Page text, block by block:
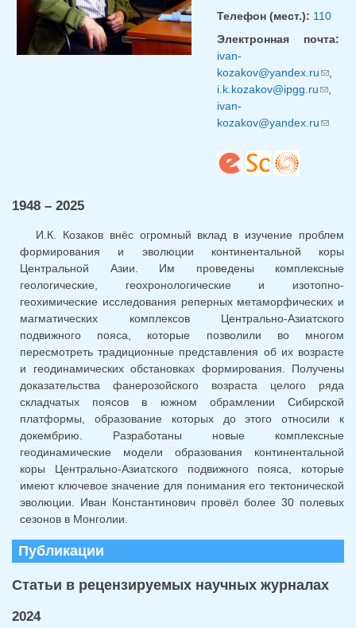
Телефон (мест.): 110
Электронная почта:
ivan-
kozakov@yandex.ru
для
email)
i.k.kozakov@ipgg.ru
ivan-
kozakov@yandex.ru
1948 – 2025
И.К. Козаков внёс огромный вклад в изучение проблем
формирования и эволюции континентальной коры
Центральной Азии. Им проведены комплексные
геологические, геохронологические и изотопно-
геохимические исследования реперных метаморфических и
магматических комплексов Центрально-Азиатского
подвижного пояса, которые позволили во многом
пересмотреть традиционные представления об их возрасте
и геодинамических обстановках формирования. Получены
доказательства фанерозойского возраста целого ряда
складчатых поясов в южном обрамлении Сибирской
платформы, образование которых до этого относили к
докембрию. Разработаны новые комплексные
геодинамические модели образования континентальной
коры Центрально-Азиатского подвижного пояса, которые
имеют ключевое значение для понимания его тектонической
эволюции. Иван Константинович провёл более 30 полевых
сезонов в Монголии.
Публикации
Статьи в рецензируемых научных журналах
2024